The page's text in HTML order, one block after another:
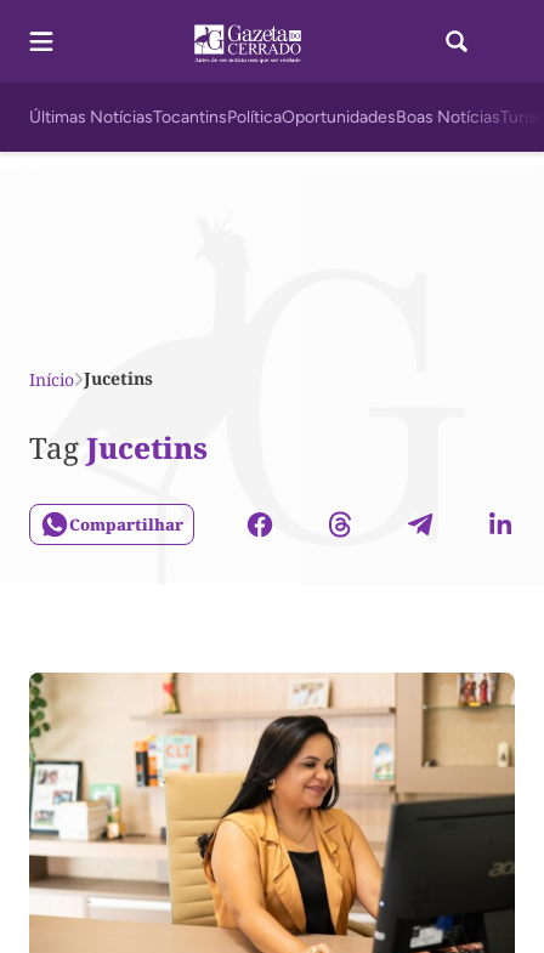
Últimas NotíciasTocantinsPolíticaOportunidadesBoas Notícias
Início Jucetins
TagJucetins
Compartilhar